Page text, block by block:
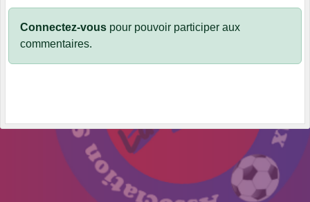
Connectez-vous pour pouvoir participer aux
commentaires.